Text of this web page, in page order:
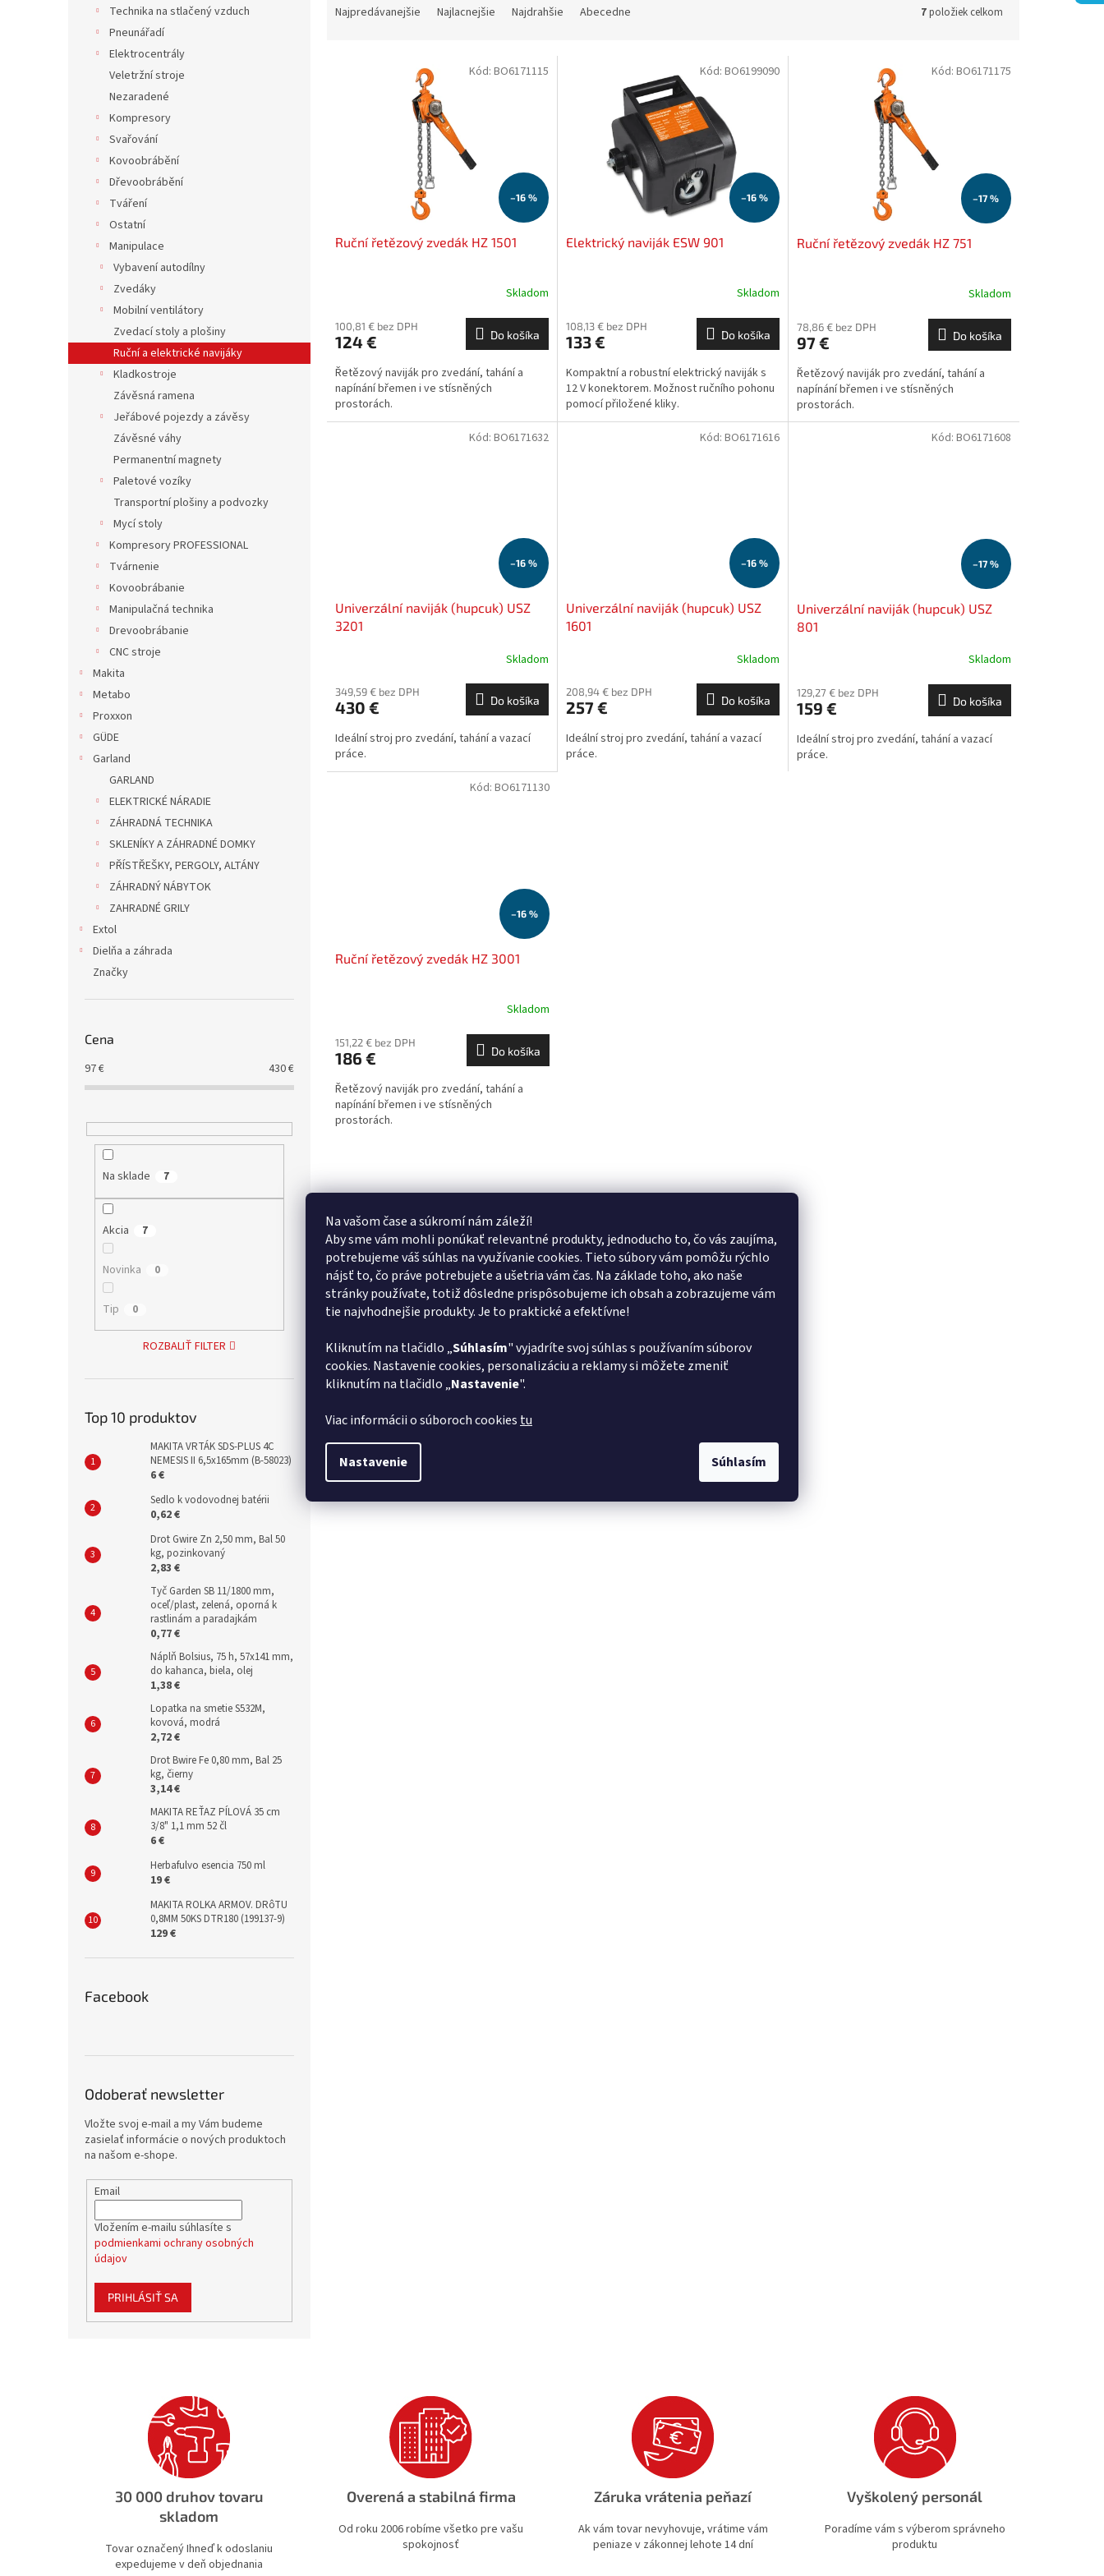
Na vašom čase a súkromí nám záleží!
Aby sme vám mohli ponúkať relevantné produkty, jednoducho to, čo vás zaujíma,
potrebujeme váš súhlas na využívanie cookies. Tieto súbory vám pomôžu rýchlo
nájsť to, čo práve potrebujete a ušetria vám čas. Na základe toho, ako naše
stránky používate, totiž dôsledne prispôsobujeme ich obsah a zobrazujeme vám
tie najvhodnejšie produkty. Je to praktické a efektívne!
Kliknutím na tlačidlo „Súhlasím" vyjadríte svoj súhlas s používaním súborov
cookies. Nastavenie cookies, personalizáciu a reklamy si môžete zmeniť
kliknutím na tlačidlo „Nastavenie".
Viac informácii o súboroch cookies tu
Nastavenie Súhlasím
Technika na stlačený vzduch
Pneunářadí
Elektrocentrály
Veletržní stroje
Nezaradené
Kompresory
Svařování
Kovoobrábění
Dřevoobrábění
Tváření
Ostatní
Manipulace
Vybavení autodílny
Zvedáky
Mobilní ventilátory
Zvedací stoly a plošiny
Ruční a elektrické navijáky
Kladkostroje
Závěsná ramena
Jeřábové pojezdy a závěsy
Závěsné váhy
Permanentní magnety
Paletové vozíky
Transportní plošiny a podvozky
Mycí stoly
Kompresory PROFESSIONAL
Tvárnenie
Kovoobrábanie
Manipulačná technika
Drevoobrábanie
CNC stroje
Makita
Metabo
Proxxon
GÜDE
Garland
GARLAND
ELEKTRICKÉ NÁRADIE
ZÁHRADNÁ TECHNIKA
SKLENÍKY A ZÁHRADNÉ DOMKY
PŘÍSTŘEŠKY, PERGOLY, ALTÁNY
ZÁHRADNÝ NÁBYTOK
ZAHRADNÉ GRILY
Extol
Dielňa a záhrada
Značky
Cena
97€ 430€
Na sklade 7
Akcia 7
Novinka 0
Tip 0
ROZBALIŤ FILTER
Top 10 produktov
MAKITA VRTÁK SDS-PLUS 4C
NEMESIS II 6,5x165mm (B-58023)
6 €
Sedlo k vodovodnej batérii
0,62 €
Drot Gwire Zn 2,50 mm, Bal 50
kg, pozinkovaný
2,83 €
Tyč Garden SB 11/1800 mm,
oceľ/plast, zelená, oporná k
rastlinám a paradajkám
0,77 €
Náplň Bolsius, 75 h, 57x141 mm,
do kahanca, biela, olej
1,38 €
Lopatka na smetie S532M,
kovová, modrá
2,72 €
Drot Bwire Fe 0,80 mm, Bal 25
kg, čierny
3,14 €
MAKITA REŤAZ PÍLOVÁ 35 cm
3/8" 1,1 mm 52 čl
6 €
Herbafulvo esencia 750 ml
19 €
MAKITA ROLKA ARMOV. DRôTU
0,8MM 50KS DTR180 (199137-9)
129 €
Facebook
Odoberať newsletter
Vložte svoj e-mail a my Vám budeme
zasielať informácie o nových produktoch
na našom e-shope.
Email
Vložením e-mailu súhlasíte s
podmienkami ochrany osobných
údajov
PRIHLÁSIŤ SA
Najpredávanejšie Najlacnejšie Najdrahšie Abecedne 7položiek celkom
–16 %
Ruční řetězový zvedák HZ 1501
Skladom
100,81 € bez DPH
124 € Do košíka
Řetězový naviják pro zvedání, tahání a
napínání břemen i ve stísněných
prostorách.
Kód: BO6171115
–16 %
Elektrický naviják ESW 901
Skladom
108,13 € bez DPH
133 € Do košíka
Kompaktní a robustní elektrický naviják s
12 V konektorem. Možnost ručního pohonu
pomocí přiložené kliky.
Kód: BO6199090
–17 %
Ruční řetězový zvedák HZ 751
Skladom
78,86 € bez DPH
97 € Do košíka
Řetězový naviják pro zvedání, tahání a
napínání břemen i ve stísněných
prostorách.
Kód: BO6171175
–16 %
Univerzální naviják (hupcuk) USZ
3201
Skladom
349,59 € bez DPH
430 € Do košíka
Ideální stroj pro zvedání, tahání a vazací
práce.
Kód: BO6171632
–16 %
Univerzální naviják (hupcuk) USZ
1601
Skladom
208,94 € bez DPH
257 € Do košíka
Ideální stroj pro zvedání, tahání a vazací
práce.
Kód: BO6171616
–17 %
Univerzální naviják (hupcuk) USZ
801
Skladom
129,27 € bez DPH
159 € Do košíka
Ideální stroj pro zvedání, tahání a vazací
práce.
Kód: BO6171608
–16 %
Ruční řetězový zvedák HZ 3001
Skladom
151,22 € bez DPH
186 € Do košíka
Řetězový naviják pro zvedání, tahání a
napínání břemen i ve stísněných
prostorách.
Kód: BO6171130
l
a
c
i
e
p
k
y
30 000 druhov tovaru
skladom
Tovar označený Ihneď k odoslaniu
expedujeme v deň objednania
Overená a stabilná firma
Od roku 2006 robíme všetko pre vašu
spokojnosť
Záruka vrátenia peňazí
Ak vám tovar nevyhovuje, vrátime vám
peniaze v zákonnej lehote 14 dní
Vyškolený personál
Poradíme vám s výberom správneho
produktu